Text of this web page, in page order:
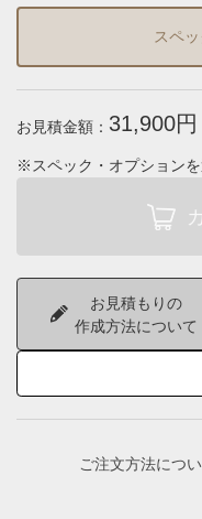
スペ
お見積金額： 31,900円
※スペック・オプション
お見積もりの
作成方法について
ご注文方法につ